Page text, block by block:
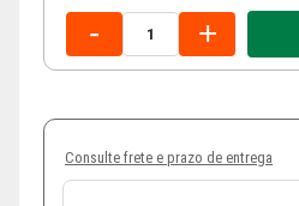
- +
Consulte frete e prazo de entrega